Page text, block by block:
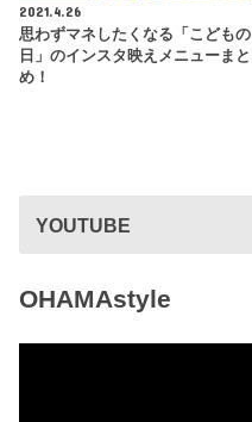
2021.4.26
思わずマネしたくなる「こどもの
日」のインスタ映えメニューまと
め！
YOUTUBE
OHAMAstyle